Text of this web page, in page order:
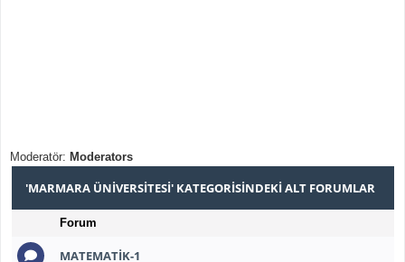
Moderatör: Moderators
'MARMARA ÜNIVERSITESI' KATEGORISINDEKI ALT FORUMLAR
Forum
MATEMATIK-1